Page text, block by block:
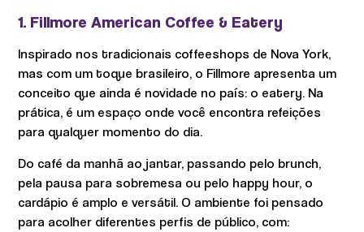
1. Fillmore American Coffee & Eatery
Inspirado nos tradicionais coffeeshops de Nova York,
mas com um toque brasileiro, o Fillmore apresenta um
conceito que ainda é novidade no país: o eatery. Na
prática, é um espaço onde você encontra refeições
para qualquer momento do dia.
Do café da manhã ao jantar, passando pelo brunch,
pela pausa para sobremesa ou pelo happy hour, o
cardápio é amplo e versátil. O ambiente foi pensado
para acolher diferentes perfis de público, com: